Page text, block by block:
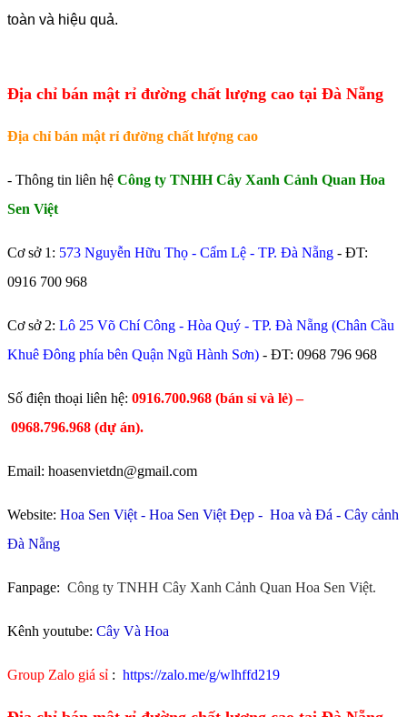
toàn và hiệu quả.
Địa chỉ bán mật rỉ đường chất lượng cao tại Đà Nẵng
Địa chỉ bán mật rỉ đường chất lượng cao
- Thông tin liên hệ Công ty TNHH Cây Xanh Cảnh Quan Hoa
Sen Việt
Cơ sở 1: 573 Nguyễn Hữu Thọ - Cẩm Lệ - TP. Đà Nẵng - ĐT:
0916 700 968
Cơ sở 2: Lô 25 Võ Chí Công - Hòa Quý - TP. Đà Nẵng (Chân Cầu
Khuê Đông phía bên Quận Ngũ Hành Sơn) - ĐT: 0968 796 968
​Số điện thoại liên hệ: 0916.700.968 (bán sỉ và lẻ) –
0968.796.968 (dự án).
Email: hoasenvietdn@gmail.com
Website: Hoa Sen Việt - Hoa Sen Việt Đẹp - Hoa và Đá - Cây cảnh
Đà Nẵng
Fanpage: Công ty TNHH Cây Xanh Cảnh Quan Hoa Sen Việt.
Kênh youtube: Cây Và Hoa
Group Zalo giá sỉ : https://zalo.me/g/wlhffd219